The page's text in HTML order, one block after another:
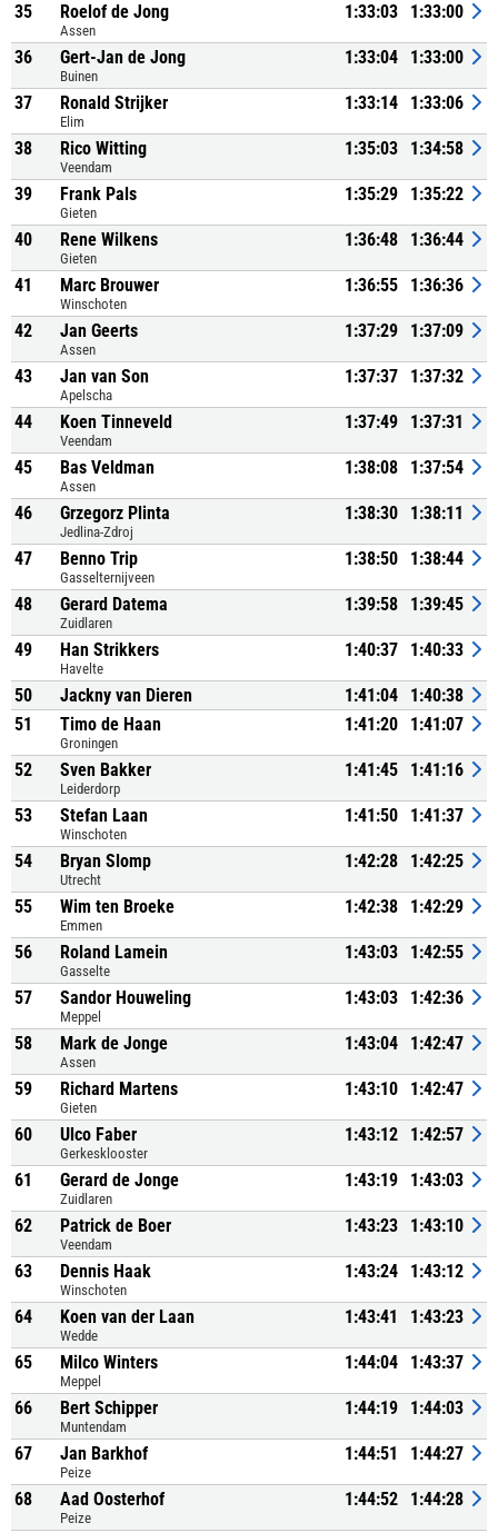
35 Roelof de Jong
Assen
1:33:03 1:33:00
36 Gert-Jan de Jong
Buinen
1:33:04 1:33:00
37 Ronald Strijker
Elim
1:33:14 1:33:06
38 Rico Witting
Veendam
1:35:03 1:34:58
39 Frank Pals
Gieten
1:35:29 1:35:22
40 Rene Wilkens
Gieten
1:36:48 1:36:44
41 Marc Brouwer
Winschoten
1:36:55 1:36:36
42 Jan Geerts
Assen
1:37:29 1:37:09
43 Jan van Son
Apelscha
1:37:37 1:37:32
44 Koen Tinneveld
Veendam
1:37:49 1:37:31
45 Bas Veldman
Assen
1:38:08 1:37:54
46 Grzegorz Plinta
Jedlina-Zdroj
1:38:30 1:38:11
47 Benno Trip
Gasselternijveen
1:38:50 1:38:44
48 Gerard Datema
Zuidlaren
1:39:58 1:39:45
49 Han Strikkers
Havelte
1:40:37 1:40:33
50 Jackny van Dieren 1:41:04
1:40:38
51
Timo de Haan
Groningen
1:41:20 1:41:07
52 Sven Bakker
Leiderdorp
1:41:45 1:41:16
53 Stefan Laan
Winschoten
1:41:50 1:41:37
54 Bryan Slomp
Utrecht
1:42:28 1:42:25
55 Wim ten Broeke
Emmen
1:42:38 1:42:29
56 Roland Lamein
Gasselte
1:43:03 1:42:55
57 Sandor Houweling
Meppel
1:43:03 1:42:36
58 Mark de Jonge
Assen
1:43:04 1:42:47
59 Richard Martens
Gieten
1:43:10 1:42:47
60 Ulco Faber
Gerkesklooster
1:43:12 1:42:57
61 Gerard de Jonge
Zuidlaren
1:43:19 1:43:03
62 Patrick de Boer
Veendam
1:43:23 1:43:10
63 Dennis Haak
Winschoten
1:43:24 1:43:12
64 Koen van der Laan
Wedde
1:43:41 1:43:23
65 Milco Winters
Meppel
1:44:04 1:43:37
66 Bert Schipper
Muntendam
1:44:19 1:44:03
67 Jan Barkhof
Peize
1:44:51 1:44:27
68 Aad Oosterhof
Peize
1:44:52 1:44:28